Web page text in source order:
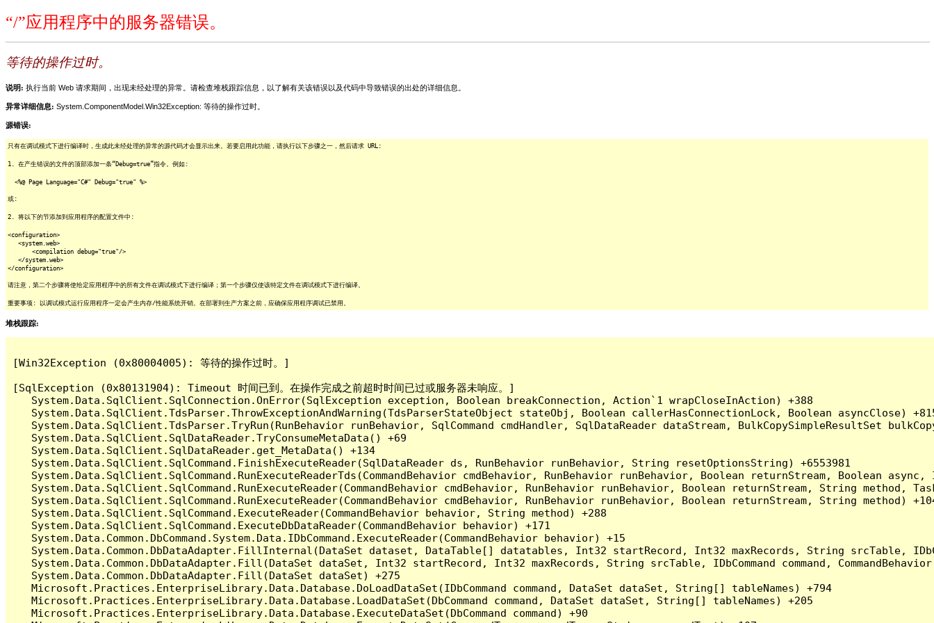
“/”应用程序中的服务器错误。
等待的操作过时。
说明: 执行当前 Web 请求期间，出现未经处理的异常。请检查堆栈跟踪信息，以了解有关该错误以及代码中导致错误的出处的详细信息。
异常详细信息: System.ComponentModel.Win32Exception: 等待的操作过时。
源错误:
只有在调试模式下进行编译时，生成此未经处理的异常的源代码才会显示出来。若要启用此功能，请执行以下步骤之一，然后请求 URL:
1. 在产生错误的文件的顶部添加一条“Debug=true”指令。例如:
<%@ Page Language="C#" Debug="true" %>
或:
2. 将以下的节添加到应用程序的配置文件中:
<configuration>
<system.web>
<compilation debug="true"/>
</system.web>
</configuration>
请注意，第二个步骤将使给定应用程序中的所有文件在调试模式下进行编译；第一个步骤仅使该特定文件在调试模式下进行编译。
重要事项: 以调试模式运行应用程序一定会产生内存/性能系统开销。在部署到生产方案之前，应确保应用程序调试已禁用。
堆栈跟踪:
[Win32Exception (0x80004005): 等待的操作过时。]
[SqlException (0x80131904): Timeout 时间已到。在操作完成之前超时时间已过或服务器未响应。]
   System.Data.SqlClient.SqlConnection.OnError(SqlException exception, Boolean breakConnection, Action`1 wrapCloseInAction) +388
System.Data.SqlClient.TdsParser.ThrowExceptionAndWarning(TdsParserStateObject stateObj, Boolean callerHasConnectionLock, Boolean asyncClose)
System.Data.SqlClient.TdsParser.TryRun(RunBehavior runBehavior, SqlCommand cmdHandler, SqlDataReader dataStream, BulkCopySimpleResultSet
   System.Data.SqlClient.SqlDataReader.TryConsumeMetaData() +69
   System.Data.SqlClient.SqlDataReader.get_MetaData() +134
   System.Data.SqlClient.SqlCommand.FinishExecuteReader(SqlDataReader ds, RunBehavior runBehavior, String resetOptionsString) +6553981
System.Data.SqlClient.SqlCommand.RunExecuteReaderTds(CommandBehavior cmdBehavior, RunBehavior runBehavior, Boolean returnStream, Boolean
System.Data.SqlClient.SqlCommand.RunExecuteReader(CommandBehavior cmdBehavior, RunBehavior runBehavior, Boolean returnStream, String method,
System.Data.SqlClient.SqlCommand.RunExecuteReader(CommandBehavior cmdBehavior, RunBehavior runBehavior, Boolean returnStream, String method)
   System.Data.SqlClient.SqlCommand.ExecuteReader(CommandBehavior behavior, String method) +288
   System.Data.SqlClient.SqlCommand.ExecuteDbDataReader(CommandBehavior behavior) +171
   System.Data.Common.DbCommand.System.Data.IDbCommand.ExecuteReader(CommandBehavior behavior) +15
System.Data.Common.DbDataAdapter.FillInternal(DataSet dataset, DataTable[] datatables, Int32 startRecord, Int32 maxRecords, String srcTable,
System.Data.Common.DbDataAdapter.Fill(DataSet dataSet, Int32 startRecord, Int32 maxRecords, String srcTable, IDbCommand command,
   System.Data.Common.DbDataAdapter.Fill(DataSet dataSet) +275
   Microsoft.Practices.EnterpriseLibrary.Data.Database.DoLoadDataSet(IDbCommand command, DataSet dataSet, String[] tableNames) +794
   Microsoft.Practices.EnterpriseLibrary.Data.Database.LoadDataSet(DbCommand command, DataSet dataSet, String[] tableNames) +205
   Microsoft.Practices.EnterpriseLibrary.Data.Database.ExecuteDataSet(DbCommand command) +90